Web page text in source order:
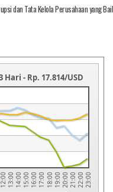
dan Tata Kelola Perusahaan yang